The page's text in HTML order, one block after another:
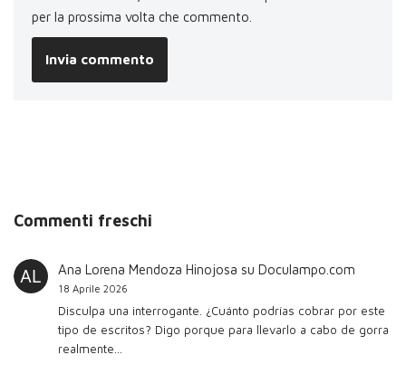
per la prossima volta che commento.
Commenti freschi
Ana Lorena Mendoza Hinojosa su Doculampo.com
18 Aprile 2026
Disculpa una interrogante. ¿Cuánto podrías cobrar por este
tipo de escritos? Digo porque para llevarlo a cabo de gorra
realmente…